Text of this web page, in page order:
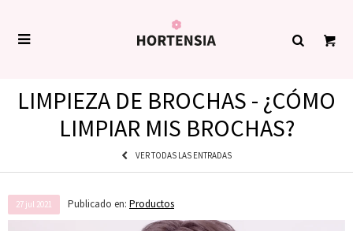

LIMPIEZA DE BROCHAS - ¿CÓMO
LIMPIAR MIS BROCHAS?
VER TODAS LAS ENTRADAS
27 jul 2021 Publicado en: Productos